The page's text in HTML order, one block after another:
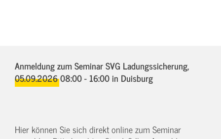
Anmeldung zum Seminar SVG Ladungssicherung,
05.09.2026 08:00 - 16:00in Duisburg
Hier können Sie sich direkt online zum Seminar